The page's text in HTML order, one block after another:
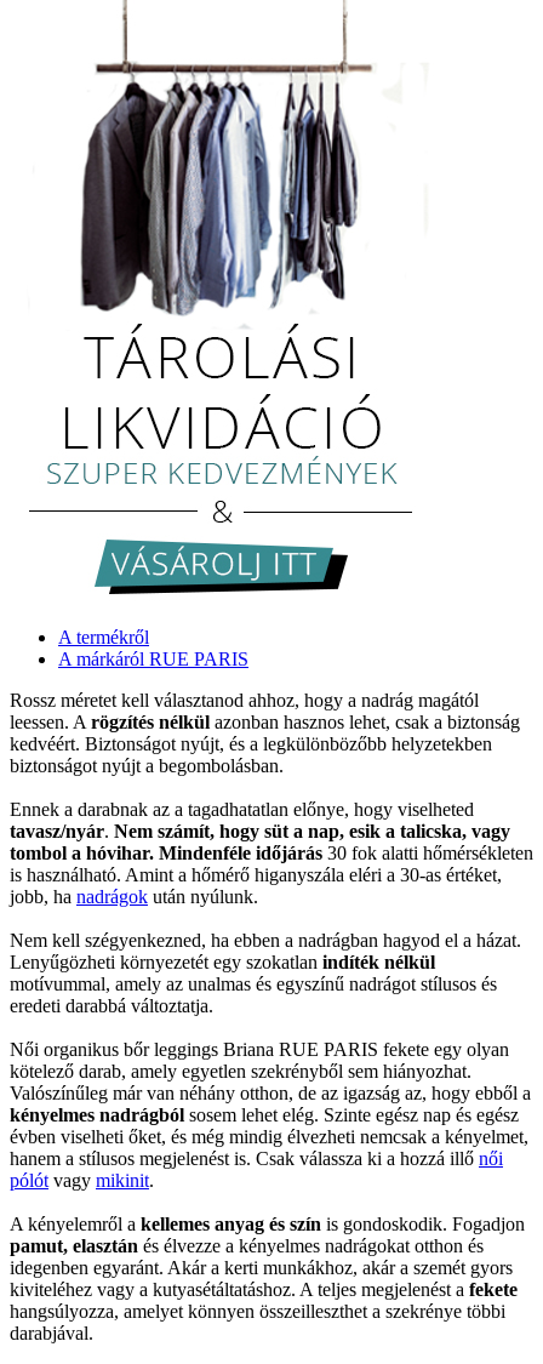
A termékről
A márkáról RUE PARIS
Rossz méretet kell választanod ahhoz, hogy a nadrág magától
leessen. A rögzítés nélkül azonban hasznos lehet, csak a biztonság
kedvéért. Biztonságot nyújt, és a legkülönbözőbb helyzetekben
biztonságot nyújt a begombolásban.
Ennek a darabnak az a tagadhatatlan előnye, hogy viselheted
tavasz/nyár. Nem számít, hogy süt a nap, esik a talicska, vagy
tombol a hóvihar. Mindenféle időjárás 30 fok alatti hőmérsékleten
is használható. Amint a hőmérő higanyszála eléri a 30-as értéket,
jobb, ha nadrágok után nyúlunk.
Nem kell szégyenkezned, ha ebben a nadrágban hagyod el a házat.
Lenyűgözheti környezetét egy szokatlan indíték nélkül
motívummal, amely az unalmas és egyszínű nadrágot stílusos és
eredeti darabbá változtatja.
Női organikus bőr leggings Briana RUE PARIS fekete egy olyan
kötelező darab, amely egyetlen szekrényből sem hiányozhat.
Valószínűleg már van néhány otthon, de az igazság az, hogy ebből a
kényelmes nadrágból sosem lehet elég. Szinte egész nap és egész
évben viselheti őket, és még mindig élvezheti nemcsak a kényelmet,
hanem a stílusos megjelenést is. Csak válassza ki a hozzá illő női
pólót vagy mikinit.
A kényelemről a kellemes anyag és szín is gondoskodik. Fogadjon
pamut, elasztán és élvezze a kényelmes nadrágokat otthon és
idegenben egyaránt. Akár a kerti munkákhoz, akár a szemét gyors
kiviteléhez vagy a kutyasétáltatáshoz. A teljes megjelenést a fekete
hangsúlyozza, amelyet könnyen összeilleszthet a szekrénye többi
darabjával.